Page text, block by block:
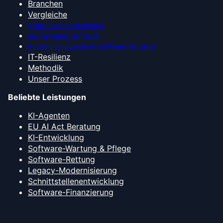
Branchen
Vergleiche
CRM-System-Vergleich
ERP-System-Vergleich
Projektmanagement-Software-Vergleich
IT-Resilienz
Methodik
Unser Prozess
Beliebte Leistungen
KI-Agenten
EU AI Act Beratung
KI-Entwicklung
Software-Wartung & Pflege
Software-Rettung
Legacy-Modernisierung
Schnittstellenentwicklung
Software-Finanzierung